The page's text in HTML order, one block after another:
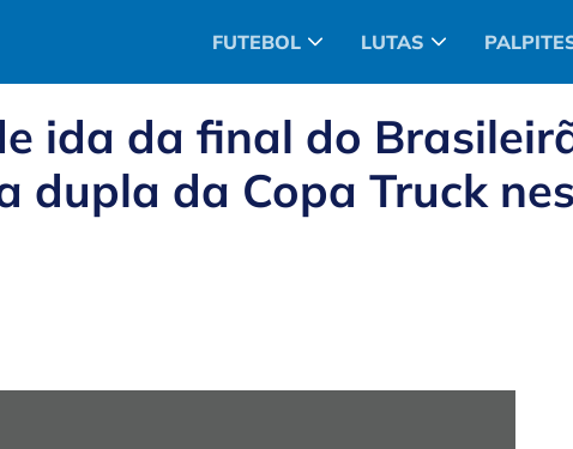
FUTEBOL LUTAS
ida da final do
dupla da Copa Truck